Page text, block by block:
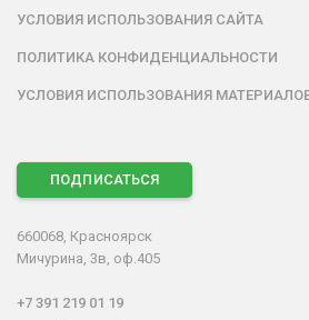
УСЛОВИЯ ИСПОЛЬЗОВАНИЯ САЙТА
ПОЛИТИКА КОНФИДЕНЦИАЛЬНОСТИ
УСЛОВИЯ ИСПОЛЬЗОВАНИЯ
ПОДПИСАТЬСЯ
660068, Красноярск
Мичурина, 3в, оф.405
+7 391 219 01 19